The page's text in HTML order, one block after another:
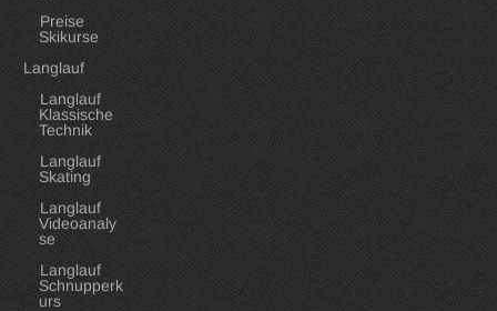
Preise
Skikurse
Langlauf
Langlauf
Klassische
Technik
Langlauf
Skating
Langlauf
Videoanaly
se
Langlauf
Schnupperk
urs